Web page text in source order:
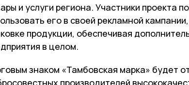
и услуги региона. Участники проекта
его в своей рекламной
продукции, обеспечивая
в целом.
знаком «Тамбовская марка» будет
производителей